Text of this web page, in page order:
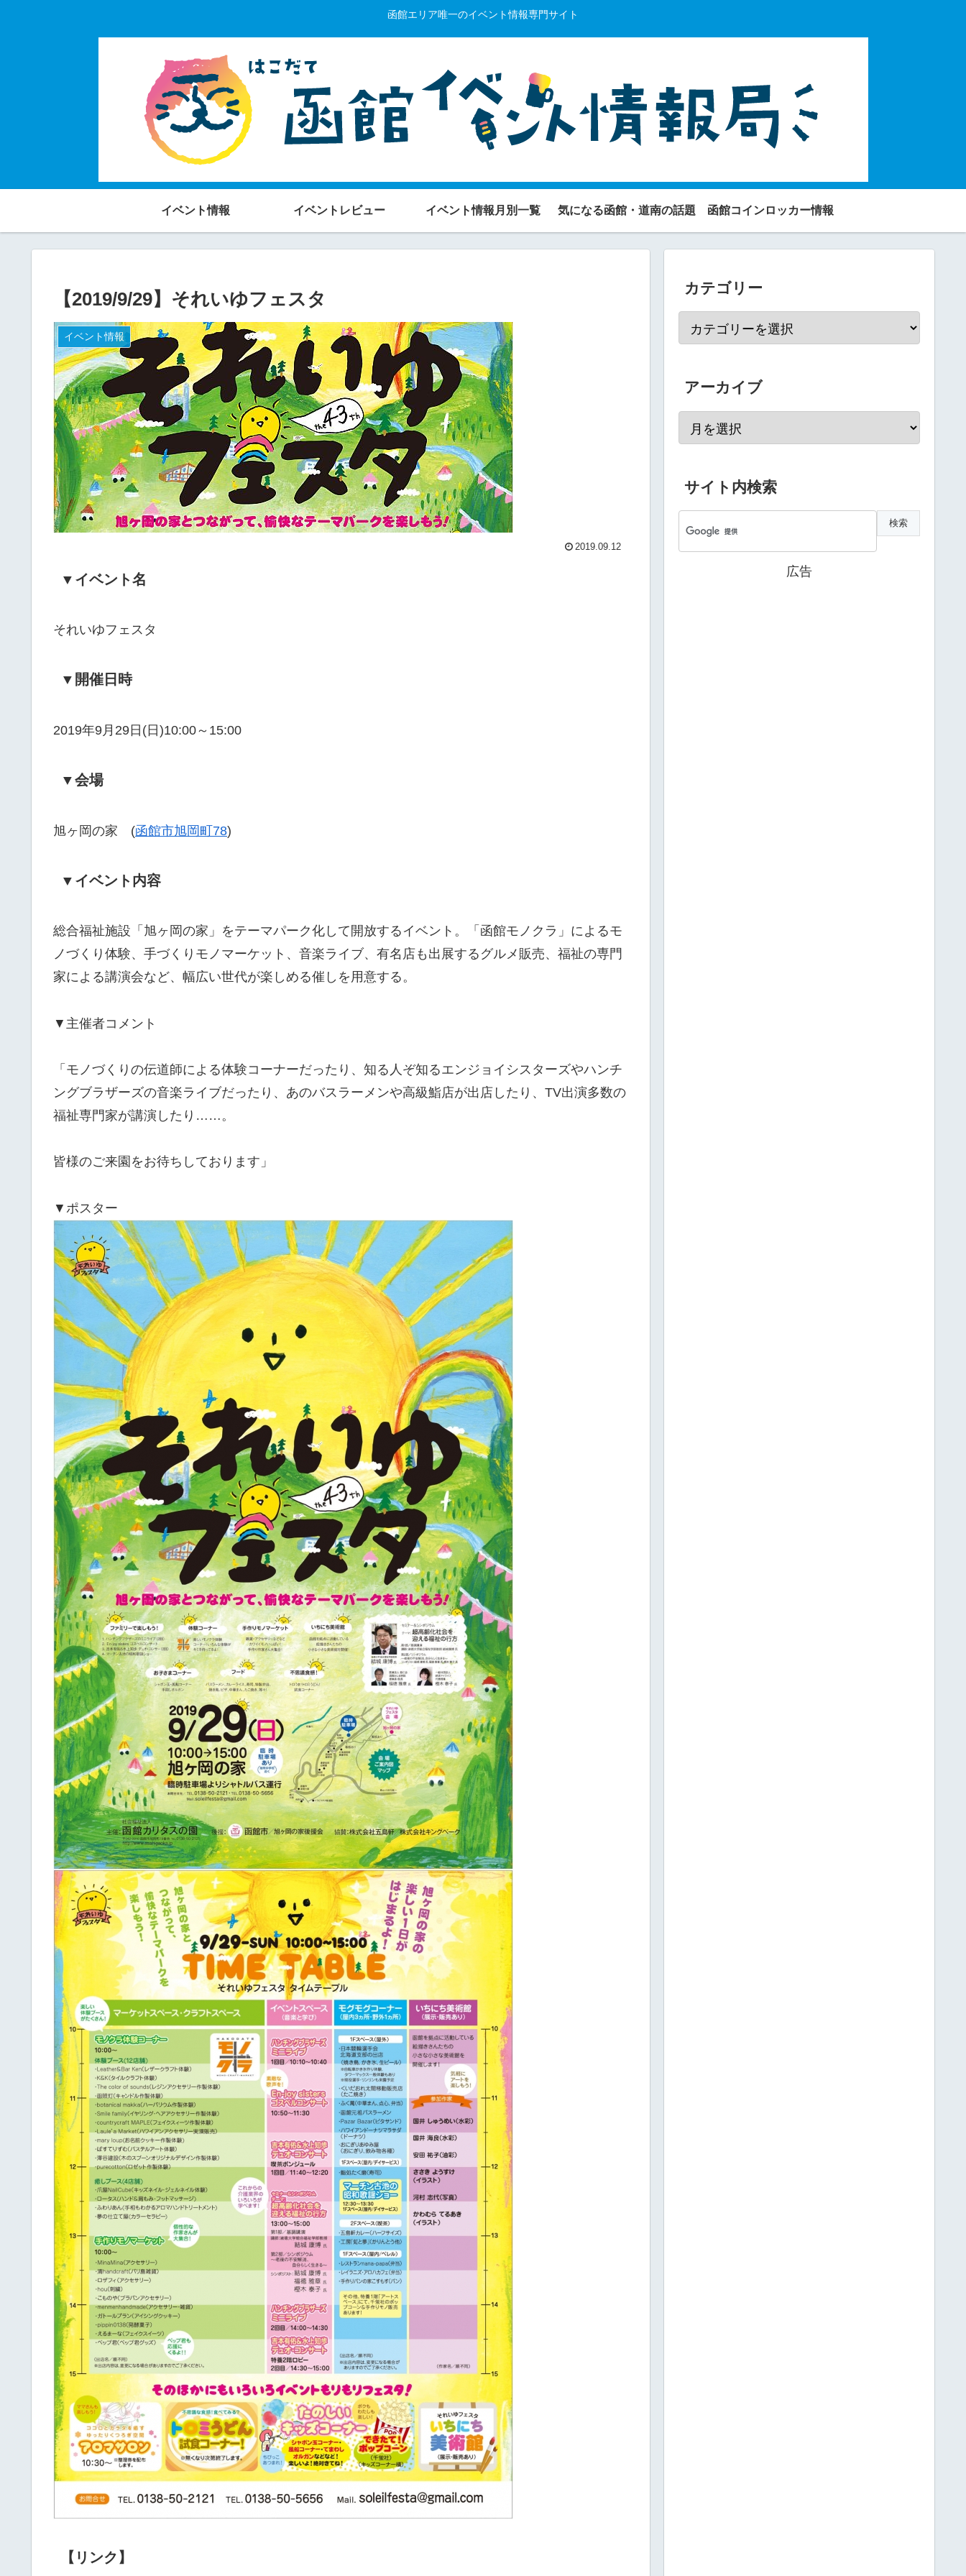
函館エリア唯一のイベント情報専門サイト
イベント情報 イベントレビュー イベント情報月別一覧 気になる函館・道南の話題 函館コインロッカー情報
【2019/9/29】それいゆフェスタ
イベント情報
2019.09.12
▼イベント名
それいゆフェスタ
▼開催日時
2019年9月29日(日)10:00～15:00
▼会場
旭ヶ岡の家 (函館市旭岡町78)
▼イベント内容
総合福祉施設「旭ヶ岡の家」をテーマパーク化して開放するイベント。「函館モノクラ」によるモ
ノづくり体験、手づくりモノマーケット、音楽ライブ、有名店も出展するグルメ販売、福祉の専門
家による講演会など、幅広い世代が楽しめる催しを用意する。
▼主催者コメント
「モノづくりの伝道師による体験コーナーだったり、知る人ぞ知るエンジョイシスターズやハンチ
ングブラザーズの音楽ライブだったり、あのバスラーメンや高級鮨店が出店したり、TV出演多数の
福祉専門家が講演したり……。
皆様のご来園をお待ちしております」
▼ポスター
【リンク】
カテゴリー
アーカイブ
サイト内検索
広告